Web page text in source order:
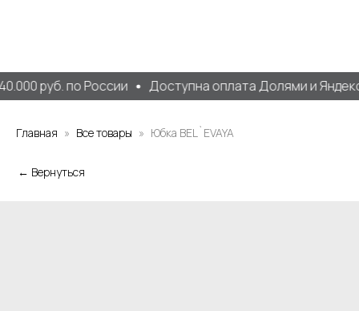
руб. по России Доступна оплата Долями и
Главная Все товары Юбка BEL`EVAYA
← Вернуться